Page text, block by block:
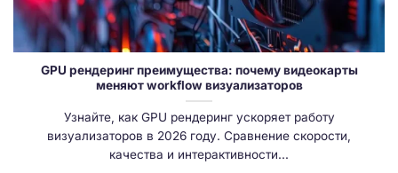
GPU рендеринг преимущества: почему видеокарты
меняют workflow визуализаторов
Узнайте, как GPU рендеринг ускоряет работу
визуализаторов в 2026 году. Сравнение скорости,
качества и интерактивности...